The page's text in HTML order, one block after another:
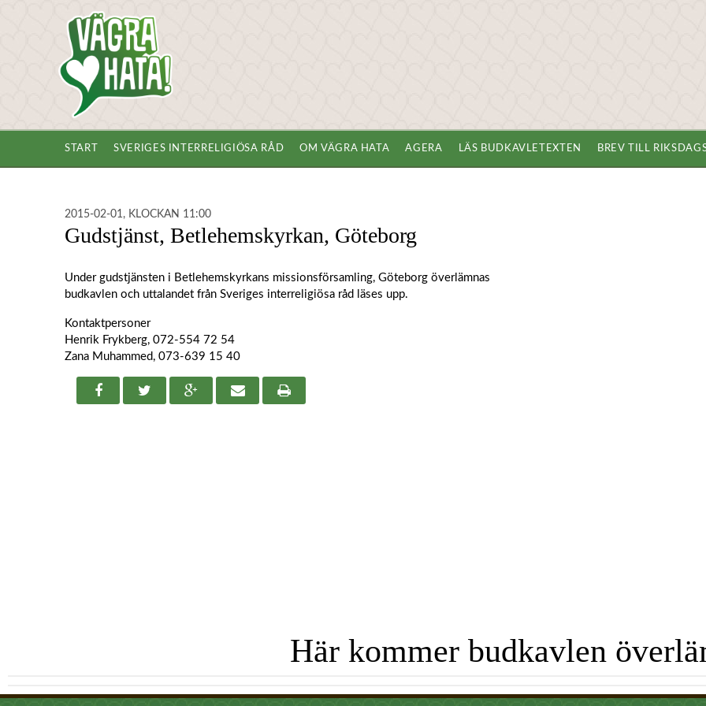
START SVERIGES INTERRELIGIÖSA RÅD OM VÄGRA HATA AGERA LÄS BUDKAVLETEXTEN BREV TILL
2015-02-01, KLOCKAN 11:00
Gudstjänst, Betlehemskyrkan, Göteborg
Under gudstjänsten i Betlehemskyrkans missionsförsamling, Göteborg överlämnas
budkavlen och uttalandet från Sveriges interreligiösa råd läses upp.
Kontaktpersoner
Henrik Frykberg, 072-554 72 54
Zana Muhammed, 073-639 15 40
Här kommer budkavlen